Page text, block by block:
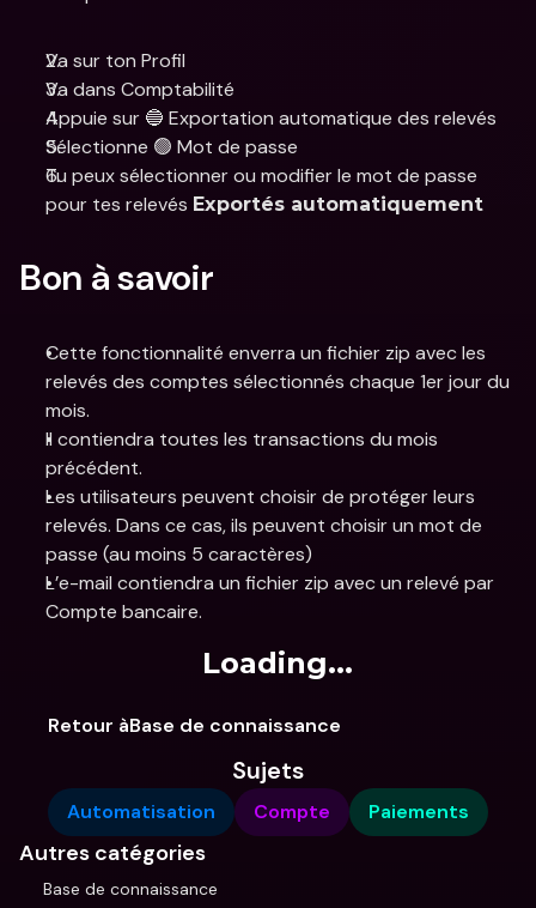
Va sur ton Profil
Va dans Comptabilité
Appuie sur 🔵 Exportation automatique des relevés
Sélectionne 🟢 Mot de passe
Tu peux sélectionner ou modifier le mot de passe
pour tes relevés Exportés automatiquement
Bon à savoir
Cette fonctionnalité enverra un fichier zip avec les
relevés des comptes sélectionnés chaque 1er jour du
mois.
Il contiendra toutes les transactions du mois
précédent.
Les utilisateurs peuvent choisir de protéger leurs
relevés. Dans ce cas, ils peuvent choisir un mot de
passe (au moins 5 caractères)
L’e-mail contiendra un fichier zip avec un relevé par
Compte bancaire.
Loading...
Retour àBase de connaissance
Sujets
Automatisation Compte Paiements
Autres catégories
Base de connaissance